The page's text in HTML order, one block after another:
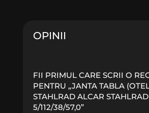
OPINII
FII PRIMUL CARE SCRII O
PENTRU „JANTA TABLA
STAHLRAD ALCAR
5/112/38/57,0”